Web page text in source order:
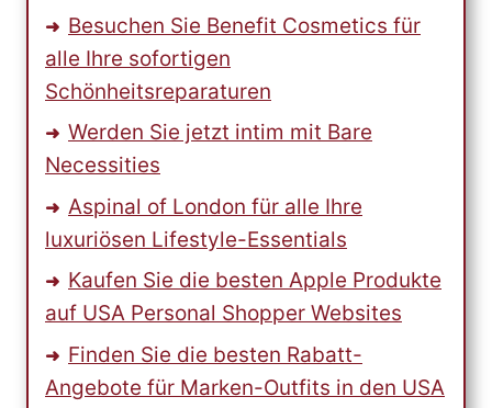
ALLUREZ
DIAMOND
AND
FINE
Besuchen Sie Benefit Cosmetics für
alle Ihre sofortigen
Schönheitsreparaturen
Werden Sie jetzt intim mit Bare
Necessities
Aspinal of London für alle Ihre
luxuriösen Lifestyle-Essentials
Kaufen Sie die besten Apple Produkte
auf USA Personal Shopper Websites
Finden Sie die besten Rabatt-
Angebote für Marken-Outfits in den USA